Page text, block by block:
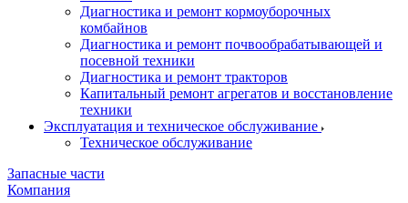
Диагностика и ремонт кормоуборочных
комбайнов
Диагностика и ремонт почвообрабатывающей и
посевной техники
Диагностика и ремонт тракторов
Капитальный ремонт агрегатов и восстановление
техники
Эксплуатация и техническое обслуживание
Техническое обслуживание
Запасные части
Компания